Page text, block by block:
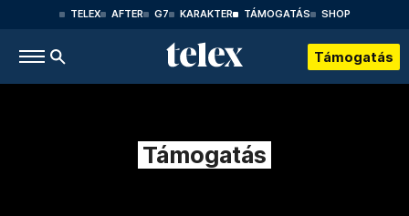
TELEX AFTER G7 KARAKTER TÁMOGATÁS SHOP
Támogatás
Támogatás